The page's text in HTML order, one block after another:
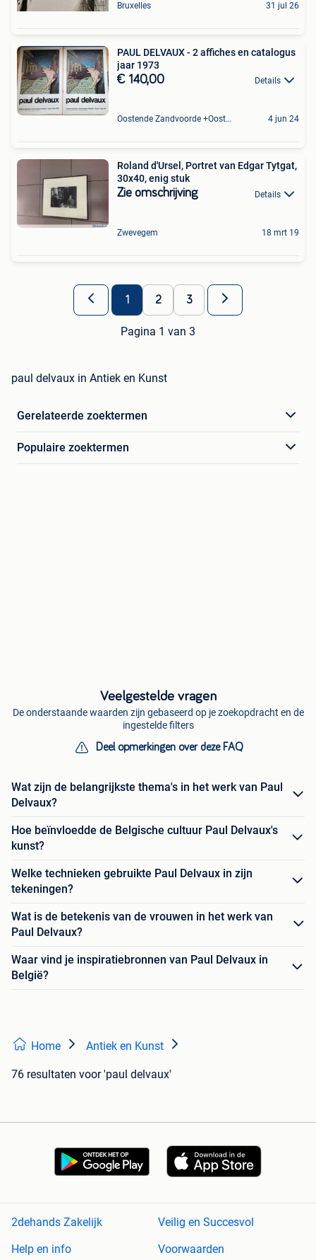
Bruxelles 31 jul 26
PAUL DELVAUX - 2 affiches en catalogus
jaar 1973
€ 140,00 Details
Oostende Zandvoorde +Oostende 4 jun 24
Roland d'Ursel, Portret van Edgar Tytgat,
30x40, enig stuk
Zie omschrijving Details
Zwevegem 18 mrt 19
1 2 3
Pagina 1 van 3
paul delvaux in Antiek en Kunst
Gerelateerde zoektermen
Populaire zoektermen
Veelgestelde vragen
De onderstaande waarden zijn gebaseerd op je zoekopdracht en de
ingestelde filters
Deel opmerkingen over deze FAQ
Wat zijn de belangrijkste thema's in het werk van Paul
Delvaux?
Hoe beïnvloedde de Belgische cultuur Paul Delvaux's
kunst?
Welke technieken gebruikte Paul Delvaux in zijn
tekeningen?
Wat is de betekenis van de vrouwen in het werk van
Paul Delvaux?
Waar vind je inspiratiebronnen van Paul Delvaux in
België?
Home Antiek en Kunst
76 resultaten voor 'paul delvaux'
2dehands Zakelijk
Veilig en Succesvol
Help en info
Voorwaarden